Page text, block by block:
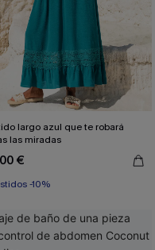
largo azul que te robará
las miradas
€
-10%